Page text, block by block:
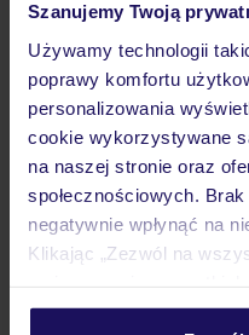
Szanujemy Twoją
Używamy technologii
poprawy komfortu
personalizowania
cookie wykorzystywane
na naszej stronie oraz
społecznościowych.
negatywnie wpłynąć na
Klikając „Zezwól na
personalizować swój
Wyżywienie
Atrakcje
Ważne informacje